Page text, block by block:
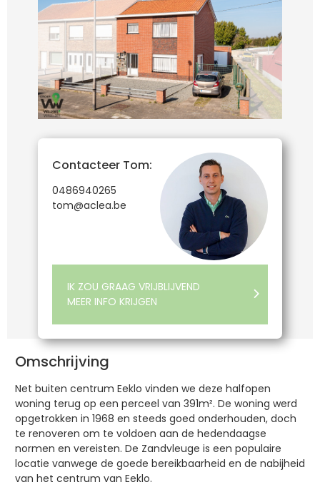
Contacteer Tom:
0486940265
tom@aclea.be
IK ZOU GRAAG VRIJBLIJVEND
MEER INFO KRIJGEN
Omschrijving
Net buiten centrum Eeklo vinden we deze halfopen
woning terug op een perceel van 391m². De woning werd
opgetrokken in 1968 en steeds goed onderhouden, doch
te renoveren om te voldoen aan de hedendaagse
normen en vereisten. De Zandvleuge is een populaire
locatie vanwege de goede bereikbaarheid en de nabijheid
van het centrum van Eeklo.